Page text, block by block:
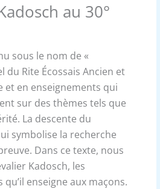
au 30°
sous le nom de «
du Rite Écossais Ancien et
et en enseignements qui
sur des thèmes tels que
La descente du
symbolise la recherche
Dans ce texte, nous
Kadosch, les
enseigne aux maçons.